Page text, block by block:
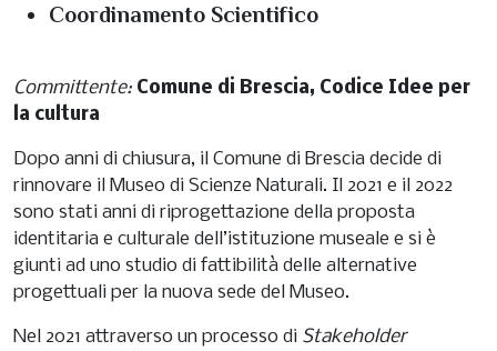
Coordinamento Scientifico
Committente: Comune di Brescia, Codice Idee per
la cultura
Dopo anni di chiusura, il Comune di Brescia decide di
rinnovare il Museo di Scienze Naturali. Il 2021 e il 2022
sono stati anni di riprogettazione della proposta
identitaria e culturale dell’istituzione museale e si è
giunti ad uno studio di fattibilità delle alternative
progettuali per la nuova sede del Museo.
Nel 2021 attraverso un processo di Stakeholder